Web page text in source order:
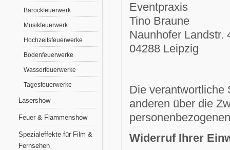
Barockfeuerwerk
Musikfeuerwerk
Hochzeitsfeuerwerke
Bodenfeuerwerke
Wasserfeuerwerke
Tagesfeuerwerke
Lasershow
Feuer & Flammenshow
Spezialeffekte für Film &
Fernsehen
Eventpraxis
Tino Braune
Naunhofer Landstr.
04288 Leipzig
Die verantwortliche
anderen über die
Widerruf Ihrer